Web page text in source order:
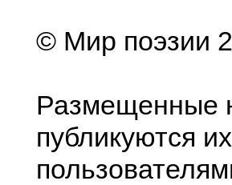
© Мир поэзии
Размещенные
публикуются